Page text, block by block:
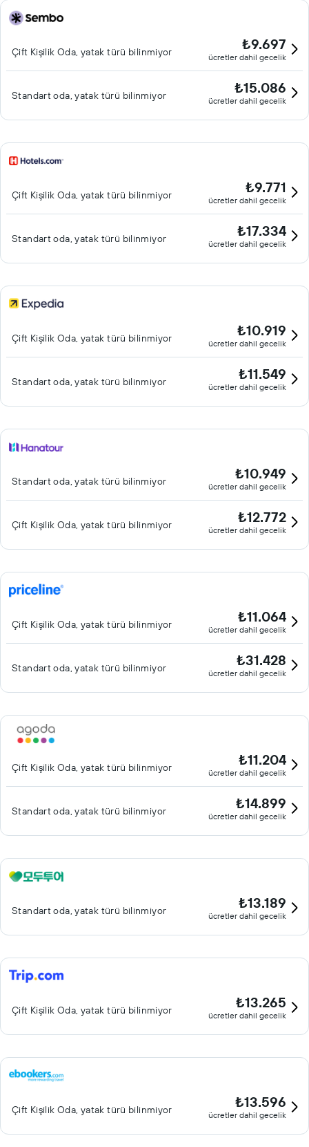
Çift ​Kişilik Oda, yatak türü bilinmiyor ₺9.697
ücretler dahil gecelik
Standart oda, yatak türü bilinmiyor ₺15.086
ücretler dahil gecelik
Çift ​Kişilik Oda, yatak türü bilinmiyor ₺9.771
ücretler dahil gecelik
Standart oda, yatak türü bilinmiyor ₺17.334
ücretler dahil gecelik
Çift ​Kişilik Oda, yatak türü bilinmiyor ₺10.919
ücretler dahil gecelik
Standart oda, yatak türü bilinmiyor ₺11.549
ücretler dahil gecelik
Standart oda, yatak türü bilinmiyor ₺10.949
ücretler dahil gecelik
Çift ​Kişilik Oda, yatak türü bilinmiyor ₺12.772
ücretler dahil gecelik
Çift ​Kişilik Oda, yatak türü bilinmiyor ₺11.064
ücretler dahil gecelik
Standart oda, yatak türü bilinmiyor ₺31.428
ücretler dahil gecelik
Çift ​Kişilik Oda, yatak türü bilinmiyor ₺11.204
ücretler dahil gecelik
Standart oda, yatak türü bilinmiyor ₺14.899
ücretler dahil gecelik
Standart oda, yatak türü bilinmiyor ₺13.189
ücretler dahil gecelik
Çift ​Kişilik Oda, yatak türü bilinmiyor ₺13.265
ücretler dahil gecelik
Çift ​Kişilik Oda, yatak türü bilinmiyor ₺13.596
ücretler dahil gecelik